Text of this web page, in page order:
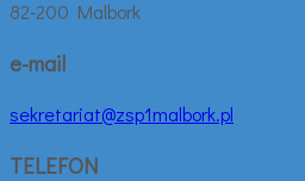
82-200 Malbork
e-mail
sekretariat@zsp1malbork.pl
TELEFON